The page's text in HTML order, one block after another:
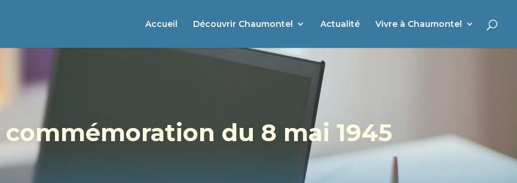
Accueil Découvrir Chaumontel Actualité Vivre à Chaumontel
du 8 mai 1945